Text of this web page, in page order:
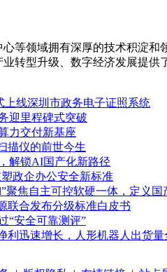
等领域拥有深厚的技术积淀
转型升级、数字经济发展提供
上线深圳市政务电子证照系统
迎里程碑式突破
力交付新基座
描仪的前世今生
解锁AI国产化新路径
政企办公安全新标准
聚焦自主可控软硬一体，定义
联合发布分级标准白皮书
“安全可靠测评”
利迅速增长，人形机器人出货量